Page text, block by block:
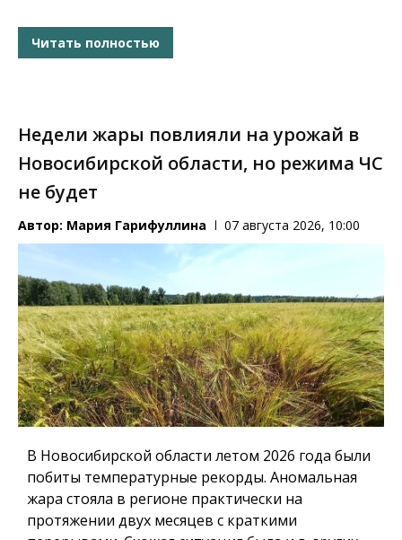
Читать полностью
Недели жары повлияли на урожай в
Новосибирской области, но режима ЧС
не будет
Автор: Мария Гарифуллина 07 августа 2026, 10:00
В Новосибирской области летом 2026 года были
побиты температурные рекорды. Аномальная
жара стояла в регионе практически на
протяжении двух месяцев с краткими